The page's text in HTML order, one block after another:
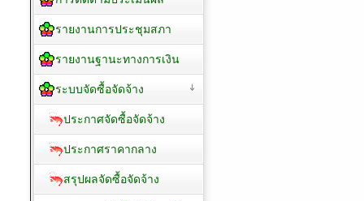
รายงานการประชุมสภา
รายงานฐานะทางการเงิน
ระบบจัดซื้อจัดจ้าง
ประกาศจัดซื้อจัดจ้าง
ประกาศราคากลาง
สรุปผลจัดซื้อจัดจ้าง